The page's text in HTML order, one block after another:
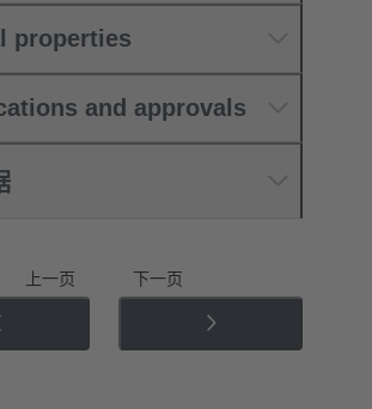
properties
and approvals
上一页 下一页